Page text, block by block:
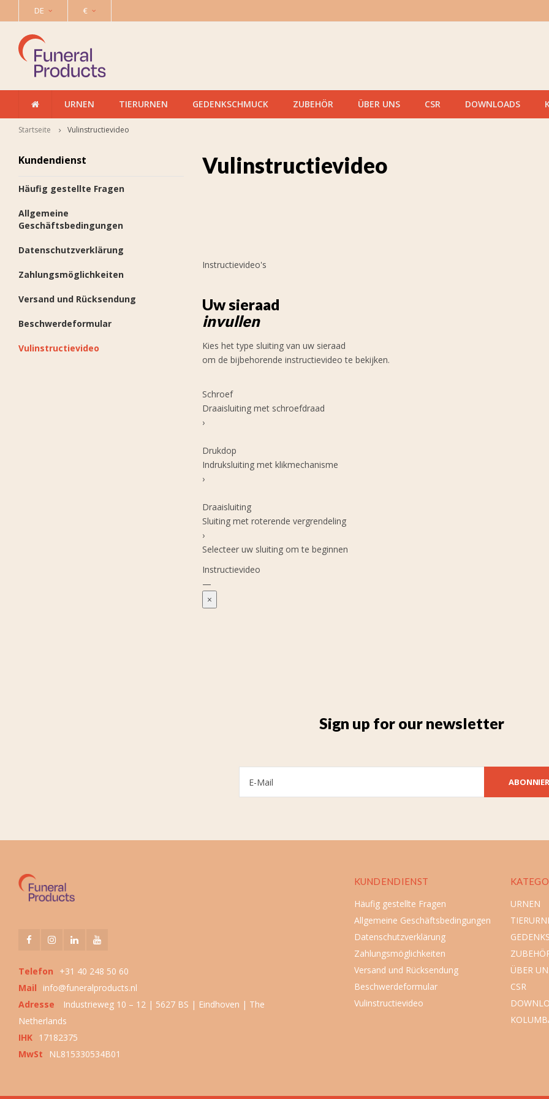
DE €
URNEN TIERURNEN GEDENKSCHMUCK ZUBEHÖR ÜBER UNS CSR DOWNLOADS
Startseite Vulinstructievideo
Kundendienst
Häufig gestellte Fragen
Allgemeine
Geschäftsbedingungen
Datenschutzverklärung
Zahlungsmöglichkeiten
Versand und Rücksendung
Beschwerdeformular
Vulinstructievideo
Vulinstructievideo
Instructievideo's
Uw sieraad
invullen
Kies het type sluiting van uw sieraad
om de bijbehorende instructievideo te bekijken.
Schroef
Draaisluiting met schroefdraad
›
Drukdop
Indruksluiting met klikmechanisme
›
Draaisluiting
Sluiting met roterende vergrendeling
›
Selecteer uw sluiting om te beginnen
Instructievideo
—
×
Sign up for our newsletter
Telefon
+31 40 248 50 60
Mail
info@funeralproducts.nl
Adresse
Industrieweg 10 – 12 | 5627 BS | Eindhoven | The
Netherlands
IHK 17182375
MwSt
NL815330534B01
KUNDENDIENST
Häufig gestellte Fragen
Allgemeine Geschäftsbedingungen
Datenschutzverklärung
Zahlungsmöglichkeiten
Versand und Rücksendung
Beschwerdeformular
Vulinstructievideo
URNEN
ÜBER
CSR